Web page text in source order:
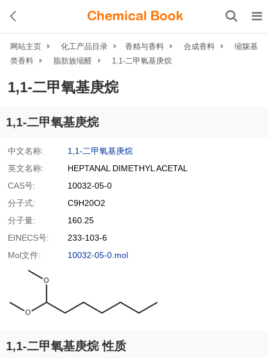
网站主页 化工产品目录 香精与香料 合成香料
缩羰基
类香料
脂肪族缩醛 1,1-二甲氧基庚烷
1,1-二甲氧基庚烷
1,1-二甲氧基庚烷
中文名称:
1,1-二甲氧基庚烷
英文名称:
HEPTANAL DIMETHYL ACETAL
CAS号:
10032-05-0
分子式:
C9H20O2
分子量:
160.25
EINECS号:
233-103-6
Mol文件:
10032-05-0.mol
1,1-二甲氧基庚烷 性质